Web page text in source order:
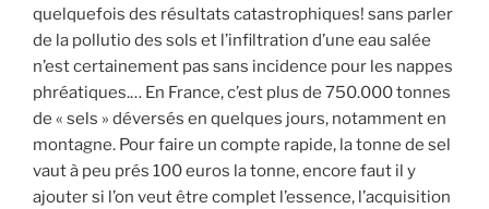
quelquefois des résultats catastrophiques! sans parler
de la pollutio des sols et l’infiltration d’une eau salée
n’est certainement pas sans incidence pour les nappes
phréatiques.… En France, c’est plus de 750.000 tonnes
de « sels » déversés en quelques jours, notamment en
montagne. Pour faire un compte rapide, la tonne de sel
vaut à peu prés 100 euros la tonne, encore faut il y
ajouter si l’on veut être complet l’essence, l’acquisition